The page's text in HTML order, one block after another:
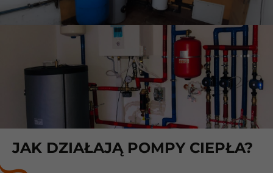
JAK DZIAŁAJĄ POMPY CIEPŁA?